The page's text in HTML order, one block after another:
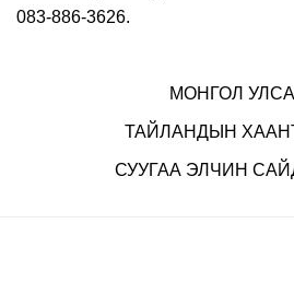
083-886-3626.
МОНГОЛ
ТАЙЛАНДЫН
СУУГАА ЭЛЧИН